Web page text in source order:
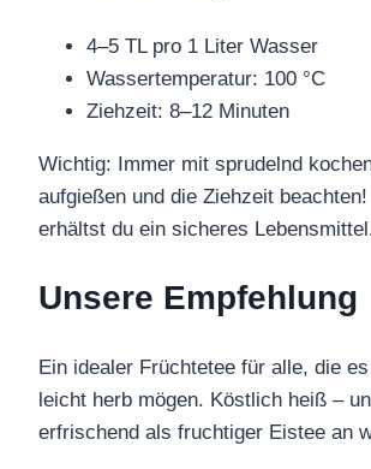
4–5 TL pro 1 Liter Wasser
Wassertemperatur: 100 °C
Ziehzeit: 8–12 Minuten
Wichtig: Immer mit sprudelnd
aufgießen und die Ziehzeit
erhältst du ein sicheres
Unsere Empfehlung
Ein idealer Früchtetee für alle, die
leicht herb mögen. Köstlich heiß –
erfrischend als fruchtiger Eistee an